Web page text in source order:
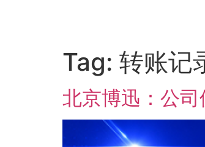
Tag: 转账记
北京博迅：公